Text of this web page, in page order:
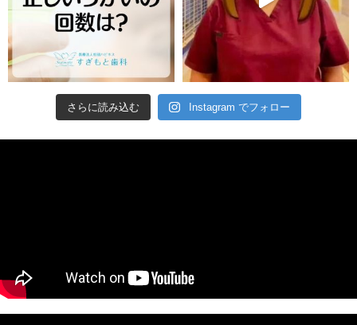
さらに読み込む Instagram でフォロー